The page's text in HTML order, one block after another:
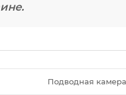
Подводная